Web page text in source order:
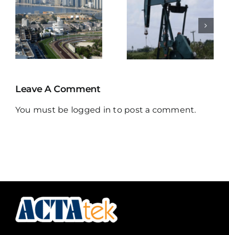
BELIZE
NATURAL
ENERGY
LIMITED
KEPPEL
SHIPYARD
PTE
LIMITED
Leave A Comment
You must be logged in to post a comment.